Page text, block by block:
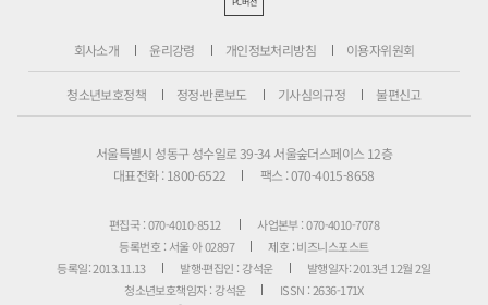
회사소개 윤리강령 개인정보처리방침 이용자위원회
청소년보호정책 정정·반론보도 기사심의규정 불편신고
서울특별시 성동구 성수일로 39-34 서울숲더스페이스 12층
대표전화 : 1800-6522
팩스 : 070-4015-8658
편집국 : 070-4010-8512
사업본부 : 070-4010-7078
등록번호 : 서울 아 02897
제호 : 비즈니스포스트
등록일: 2013.11.13
발행·편집인 : 강석운
발행일자: 2013년 12월 2일
청소년보호책임자 : 강석운
ISSN : 2636-171X